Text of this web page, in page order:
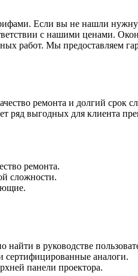
Если вы не нашли
с нашими ценами.
работ. Мы предоставляем
ремонта и долгий срок
ряд выгодных для клиента
ремонта.
сложности.
в руководстве
сертифицированные аналоги.
панели проектора.